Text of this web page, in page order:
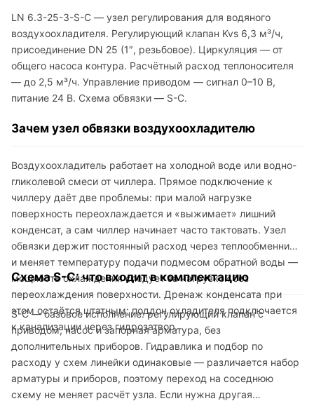
LN 6.3-25-3-S-C — узел регулирования для водяного
воздухоохладителя. Регулирующий клапан Kvs 6,3 м³/ч,
присоединение DN 25 (1″, резьбовое). Циркуляция — от
общего насоса контура. Расчётный расход теплоносителя
— до 2,5 м³/ч. Управление приводом — сигнал 0–10 В,
питание 24 В. Схема обвязки — S-C.
Зачем узел обвязки воздухоохладителю
Воздухоохладитель работает на холодной воде или водно-
гликолевой смеси от чиллера. Прямое подключение к
чиллеру даёт две проблемы: при малой нагрузке
поверхность переохлаждается и «выжимает» лишний
конденсат, а сам чиллер начинает часто тактовать. Узел
обвязки держит постоянный расход через теплообменник
и меняет температуру подачи подмесом обратной воды —
мощность охлаждения следует за нагрузкой без
переохлаждения поверхности. Дренаж конденсата при
этом остаётся штатным: поддон охладителя подключается
к канализации через гидрозатвор.
Схема S-C: что входит в комплектацию
S-C — базовое исполнение: регулирующий клапан с
приводом, насос и запорная арматура, без
дополнительных приборов. Гидравлика и подбор по
расходу у схем линейки одинаковые — различается набор
арматуры и приборов, поэтому переход на соседнюю
схему не меняет расчёт узла. Если нужна другая